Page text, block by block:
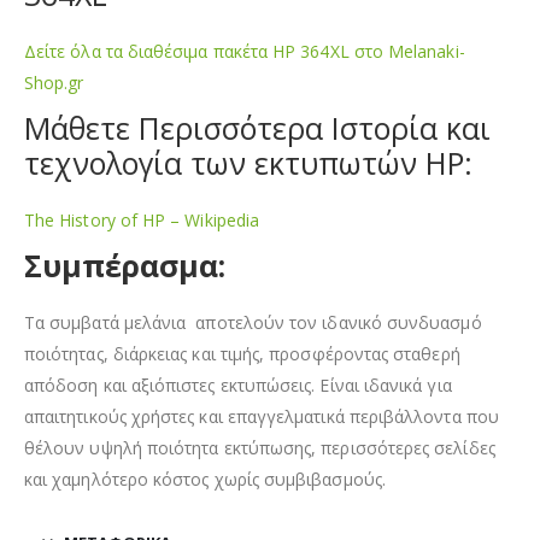
Δείτε όλα τα διαθέσιμα πακέτα HP 364XL στο Melanaki-
Shop.gr
Μάθετε Περισσότερα Ιστορία και
τεχνολογία των εκτυπωτών HP:
The History of HP – Wikipedia
Συμπέρασμα:
Τα συμβατά μελάνια αποτελούν τον ιδανικό συνδυασμό
ποιότητας, διάρκειας και τιμής, προσφέροντας σταθερή
απόδοση και αξιόπιστες εκτυπώσεις. Είναι ιδανικά για
απαιτητικούς χρήστες και επαγγελματικά περιβάλλοντα που
θέλουν υψηλή ποιότητα εκτύπωσης, περισσότερες σελίδες
και χαμηλότερο κόστος χωρίς συμβιβασμούς.